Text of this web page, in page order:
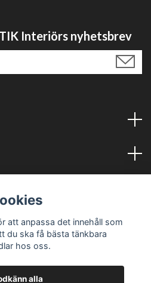
Interiörs nyhetsbrev
att anpassa det innehåll som
du ska få bästa tänkbara
hos oss.
alla